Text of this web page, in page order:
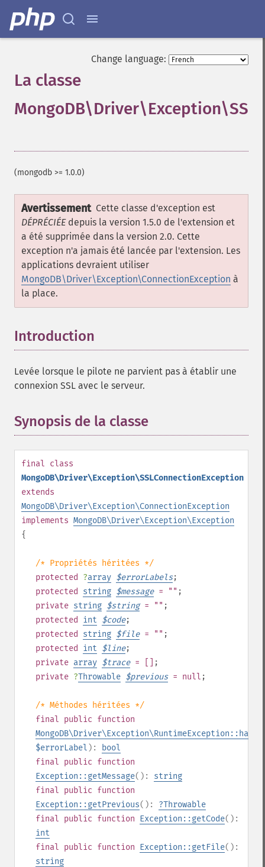
Change language:
La classe
(mongodb >= 1.0.0)
Avertissement Cette classe d'exception est
DÉPRÉCIÉEdepuis la version 1.5.0 de l'extension et
a été supprimée dans la version 2.0. Cette
exception n'a jamais été lancée par l'extension. Les
applications devraient utiliser
MongoDB\Driver\Exception\ConnectionException à
la place.
Introduction
Levée lorsque le pilote ne parvient pas à établir une
connexion SSL avec le serveur.
Synopsis de la classe
final class
MongoDB\Driver\Exception\SSLConnectionException
extends
MongoDB\Driver\Exception\ConnectionException
implements MongoDB\Driver\Exception\Exception
{
/* Propriétés héritées */
protected
?array $errorLabels;
protected
string $message= "" ;
private string $string= "" ;
protected
int $code;
protected
string $file= "" ;
protected
int $line;
private array $trace= []
;
private ?Throwable $previous= null ;
/* Méthodes héritées */
final public function
$errorLabel ):
bool
final public function
Exception::getMessage(): string
final public function
Exception::getPrevious(): ?Throwable
final public function Exception::getCode():
int
final public function Exception::getFile():
string